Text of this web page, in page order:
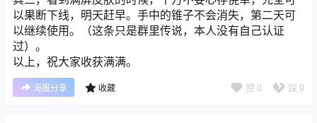
以果断下线，明天赶早。手中的锥子不会消失，第二天可
以继续使用。（这条只是群里传说，本人没有自己认证
过）。
以上，祝大家收获满满。
海报分享 收藏 赞 0 踩 0